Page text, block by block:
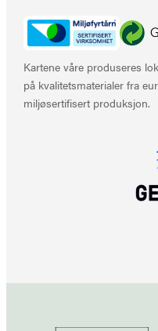
Kartene våre produseres
på kvalitetsmaterialer fra
miljøsertifisert produksjon.